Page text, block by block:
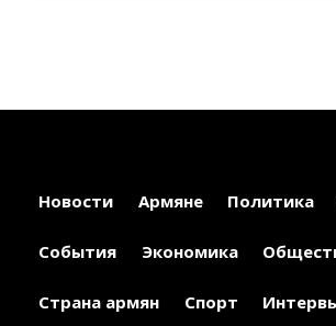
Новости Армяне Политика
События Экономика
Страна армян Спорт